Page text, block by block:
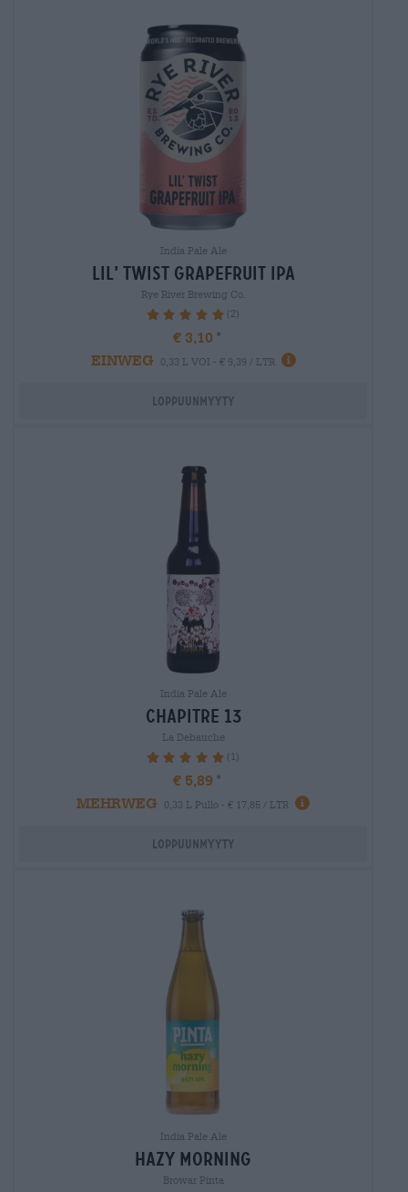
India Pale Ale
lil’ twist grapefruit ipa
Rye River Brewing Co.
100% (2)
€ 3,10
EINWEG
0,33 L VOI - € 9,39 / LTR
Loppuunmyyty
India Pale Ale
chapitre 13
La Debauche
100% (1)
€ 5,89
MEHRWEG
0,33 L Pullo - € 17,85 / LTR
Loppuunmyyty
India Pale Ale
hazy morning
Browar Pinta